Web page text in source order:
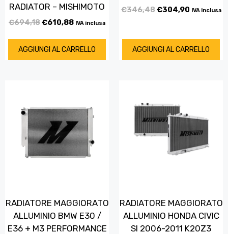
RADIATOR – MISHIMOTO
€694,18€610,88 IVA inclusa
AGGIUNGI AL CARRELLO
€346,48€304,90 IVA inclusa
AGGIUNGI AL CARRELLO
RADIATORE MAGGIORATO
ALLUMINIO BMW E30 /
E36 + M3 PERFORMANCE
RADIATORE MAGGIORATO
ALLUMINIO HONDA CIVIC
SI 2006-2011 K20Z3